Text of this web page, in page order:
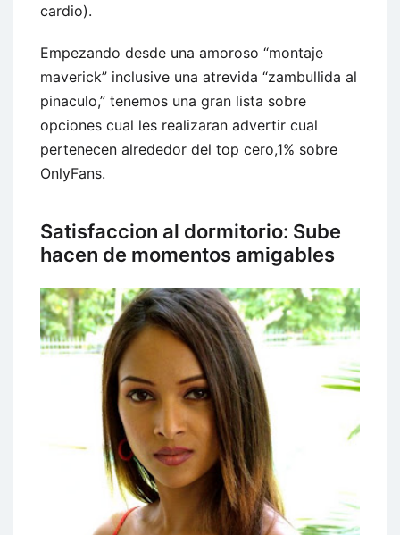
cardio).
Empezando desde una amoroso “montaje
maverick” inclusive una atrevida “zambullida al
pinaculo,” tenemos una gran lista sobre
opciones cual les realizaran advertir cual
pertenecen alrededor del top cero,1% sobre
OnlyFans.
Satisfaccion al dormitorio: Sube
hacen de momentos amigables